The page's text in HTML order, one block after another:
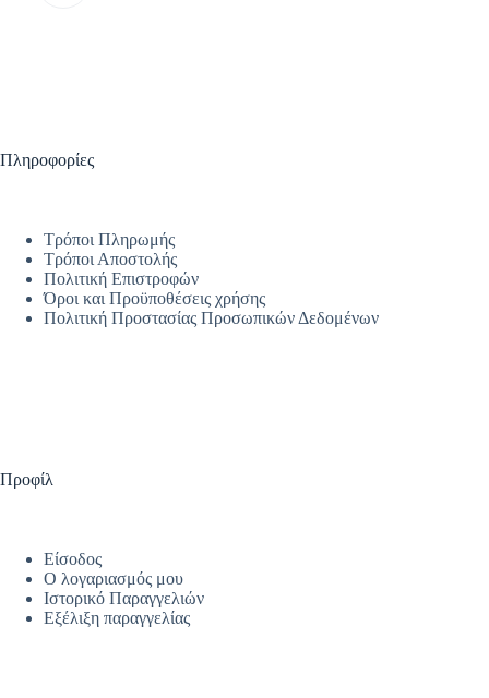
Πληροφορίες
Τρόποι Πληρωμής
Τρόποι Αποστολής
Πολιτική Επιστροφών
Όροι και Προϋποθέσεις χρήσης
Πολιτική Προστασίας Προσωπικών Δεδομένων
Προφίλ
Είσοδος
Ο λογαριασμός μου
Ιστορικό Παραγγελιών
Εξέλιξη παραγγελίας